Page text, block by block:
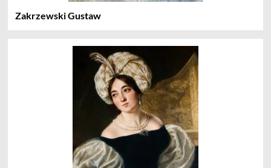
Zakrzewski Gustaw